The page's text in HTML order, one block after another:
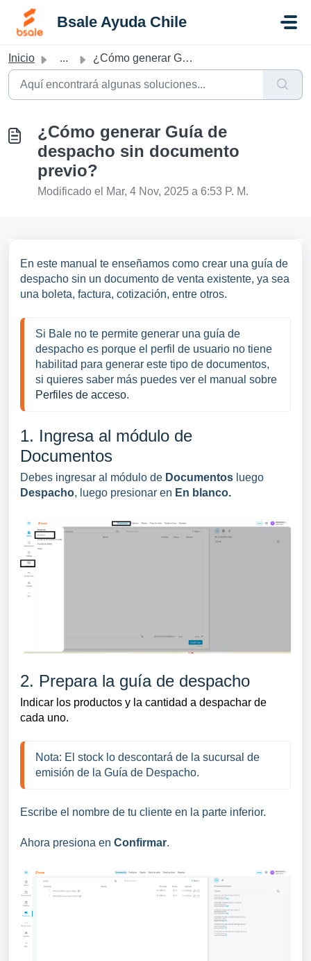
Saltar al contenido principal
Bsale Ayuda Chile
Inicio ... ¿Cómo generar Guía de despacho sin documento previo?
¿Cómo generar Guía de
despacho sin documento
previo?
Modificado el Mar, 4 Nov, 2025 a 6:53 P. M.
En este manual te enseñamos como crear una guía de
despacho sin un documento de venta existente, ya sea
una boleta, factura, cotización, entre otros.
Si Bale no te permite generar una guía de
despacho es porque el perfil de usuario no tiene
habilitad para generar este tipo de documentos,
si quieres saber más puedes ver el manual sobre
Perfiles de acceso.
1. Ingresa al módulo de
Documentos
Debes ingresar al módulo de Documentos luego
Despacho, luego presionar en En blanco.
2. Prepara la guía de despacho
Indicar los productos y la cantidad a despachar de
cada uno.
Nota: El stock lo descontará de la sucursal de
emisión de la Guía de Despacho.
Escribe el nombre de tu cliente en la parte inferior.
Ahora presiona en Confirmar.